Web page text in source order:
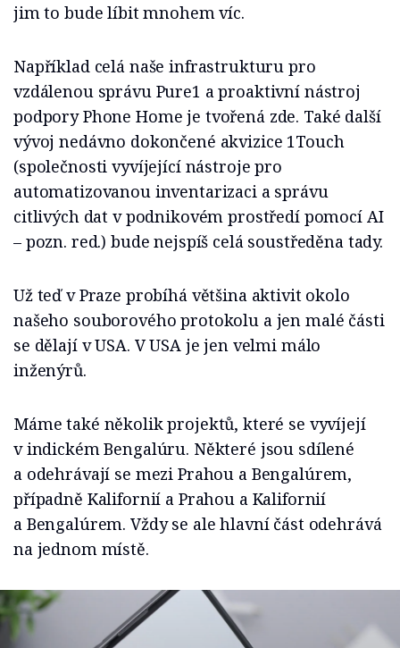
jim to bude líbit mnohem víc.
Například celá naše infrastrukturu pro
vzdálenou správu Pure1 a proaktivní nástroj
podpory Phone Home je tvořená zde. Také další
vývoj nedávno dokončené akvizice 1Touch
(společnosti vyvíjející nástroje pro
automatizovanou inventarizaci a správu
citlivých dat v podnikovém prostředí pomocí AI
– pozn. red.) bude nejspíš celá soustředěna tady.
Už teď v Praze probíhá většina aktivit okolo
našeho souborového protokolu a jen malé části
se dělají v USA. V USA je jen velmi málo
inženýrů.
Máme také několik projektů, které se vyvíjejí
v indickém Bengalúru. Některé jsou sdílené
a odehrávají se mezi Prahou a Bengalúrem,
případně Kalifornií a Prahou a Kalifornií
a Bengalúrem. Vždy se ale hlavní část odehrává
na jednom místě.